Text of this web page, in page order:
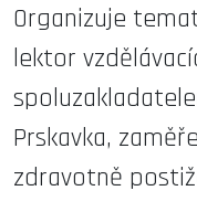
Organizuje
lektor
Prskavka,
zdravotně